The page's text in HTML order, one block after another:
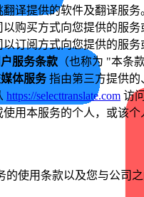
译提供的软件及翻译服务
以购买方式向您提供的服务
以订阅方式向您提供的服务
服务条款 （也称为 "本条
体服务指由第三方提供的
https://selecttranslate.com 访
使用本服务的个人，或该
的使用条款以及您与公司